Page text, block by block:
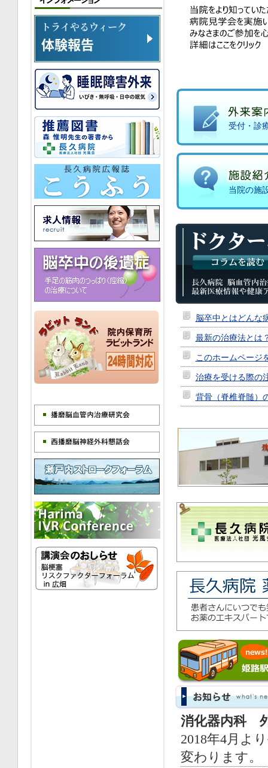
受付・診
当院の施
脳卒中とはどんな
最新の治療法とは
このホームページ
治療を受ける際の
背骨（脊椎脊髄）
消化器内科
2018年4月よ
変わります。